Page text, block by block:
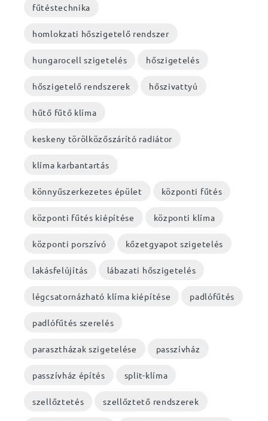
fűtéstechnika
homlokzati hőszigetelő rendszer
hungarocell szigetelés hőszigetelés
hőszigetelő rendszerek hőszivattyú
hűtő fűtő klíma
keskeny törölközőszárító radiátor
klíma karbantartás
könnyűszerkezetes épület központi fűtés
központi fűtés kiépítése központi klíma
központi porszívó kőzetgyapot szigetelés
lakásfelújítás lábazati hőszigetelés
légcsatornázható klíma kiépítése padlófűtés
padlófűtés szerelés
parasztházak szigetelése passzívház
passzívház építés split-klíma
szellőztetés szellőztető rendszerek